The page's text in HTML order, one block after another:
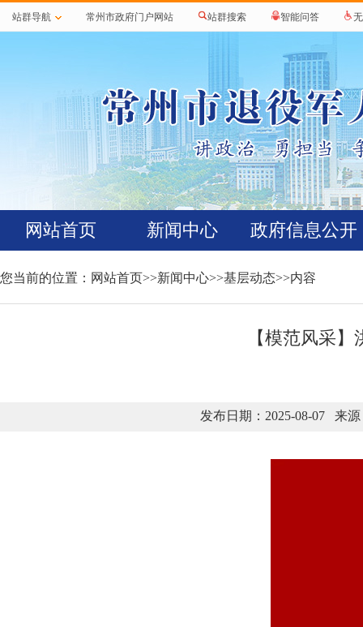
站群导航 常州市政府门户网站 站群搜索 智能问答
网站首页 新闻中心 政府信息公开
您当前的位置： 网站首页>>新闻中心>>基层动态>>内容
【模范风采
发布日期：2025-08-07 来